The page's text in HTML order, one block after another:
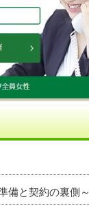
備と契約の裏側～